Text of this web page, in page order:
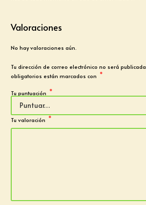
Valoraciones
No hay valoraciones aún.
Tu dirección de correo electrónico no será publicada.
obligatorios están marcados con *
Tu puntuación *
Tu valoración *